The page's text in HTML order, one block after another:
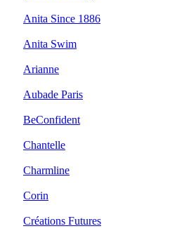
Anita Since 1886
Anita Swim
Arianne
Aubade Paris
BeConfident
Chantelle
Charmline
Corin
Créations Futures